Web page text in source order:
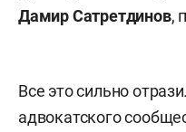
Дамир Сатретдинов,
Все это сильно
адвокатского